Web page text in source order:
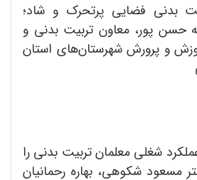
بدنی فضایی پرتحرک و شاد؛
حسن ‌پور، معاون تربیت ‌بدنی و
‌و پرورش شهرستان‌های استان
شغلی معلمان تربیت بدنی را
مسعود شکوهی، بهاره رحمانیان